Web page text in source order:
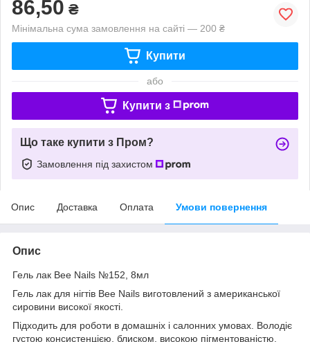
86,50 ₴
Мінімальна сума замовлення на сайті — 200 ₴
Купити
або
Купити з
Що таке купити з Пром?
Замовлення під захистом
Опис Доставка Оплата Умови повернення
Опис
Гель лак Bee Nails №152, 8мл
Гель лак для нігтів Bee Nails виготовлений з американської
сировини високої якості.
Підходить для роботи в домашніх і салонних умовах. Володіє
густою консистенцією, блиском, високою пігментованістю,